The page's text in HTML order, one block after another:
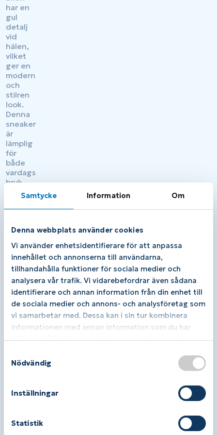
Samtycke Information Om
Denna webbplats använder cookies
Vi använder enhetsidentifierare för att anpassa
innehållet och annonserna till användarna,
tillhandahålla funktioner för sociala medier och
analysera vår trafik. Vi vidarebefordrar även sådana
identifierare och annan information från din enhet till
de sociala medier och annons- och analysföretag som
vi samarbetar med. Dessa kan i sin tur kombinera
informationen med annan information som du har
tillhandahållit eller som de har samlat in när du har
Nödvändig
Inställningar
Statistik